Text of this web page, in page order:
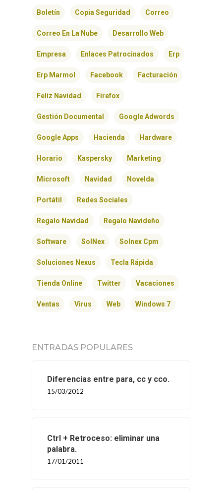
Boletín Copia Seguridad Correo
Correo En La Nube Desarrollo Web
Empresa Enlaces Patrocinados Erp
Erp Marmol Facebook Facturación
Feliz Navidad Firefox
Gestión Documental Google Adwords
Google Apps Hacienda Hardware
Horario Kaspersky Marketing
Microsoft Navidad Novelda
Portátil Redes Sociales
Regalo Navidad Regalo Navideño
Software SolNex Solnex Cpm
Soluciones Nexus Tecla Rápida
Tienda Online Twitter Vacaciones
Ventas Virus Web Windows 7
ENTRADAS POPULARES
Diferencias entre para, cc y cco.
15/03/2012
Ctrl + Retroceso: eliminar una
palabra.
17/01/2011
BLOG
CONTACTO